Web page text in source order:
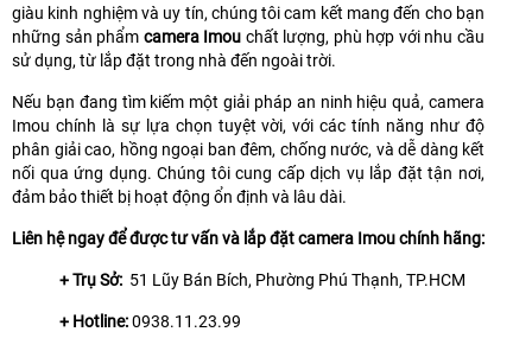
giàu kinh nghiệm và uy tín, chúng tôi cam kết mang đến cho bạn
những sản phẩm camera Imou chất lượng, phù hợp với nhu cầu
sử dụng, từ lắp đặt trong nhà đến ngoài trời.
Nếu bạn đang tìm kiếm một giải pháp an ninh hiệu quả, camera
Imou chính là sự lựa chọn tuyệt vời, với các tính năng như độ
phân giải cao, hồng ngoại ban đêm, chống nước, và dễ dàng kết
nối qua ứng dụng. Chúng tôi cung cấp dịch vụ lắp đặt tận nơi,
đảm bảo thiết bị hoạt động ổn định và lâu dài.
Liên hệ ngay để được tư vấn và lắp đặt camera Imou chính hãng:
+ Trụ Sở: 51 Lũy Bán Bích, Phường Phú Thạnh, TP.HCM
+ Hotline:0938.11.23.99